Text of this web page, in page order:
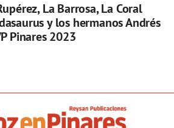
La Barrosa, La Coral
y los hermanos Andrés
Pinares 2023